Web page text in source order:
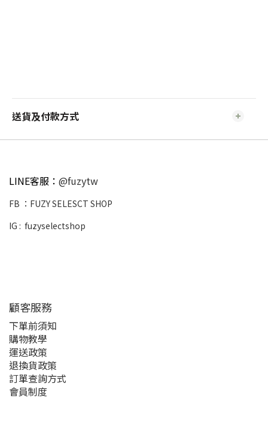
送貨及付款方式
LINE客服： @fuzytw
FB ： FUZY SELESCT SHOP
IG : fuzyselectshop
顧客服務
下單前須知
購物教學
運送政策
退換貨政策
訂單查詢方式
會員制度